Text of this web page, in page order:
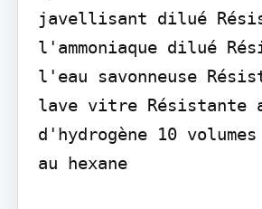
javellisant dilué
l'ammoniaque dilué
l'eau savonneuse
lave vitre Résistante
d'hydrogène 10
au hexane